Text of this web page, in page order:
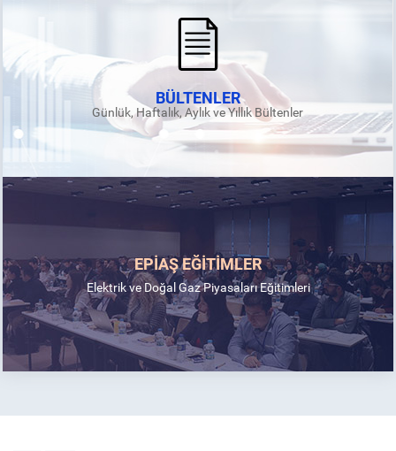
BÜLTENLER
Günlük, Haftalık, Aylık ve Yıllık Bültenler
EPİAŞ EĞİTİMLER
Elektrik ve Doğal Gaz Piyasaları Eğitimleri